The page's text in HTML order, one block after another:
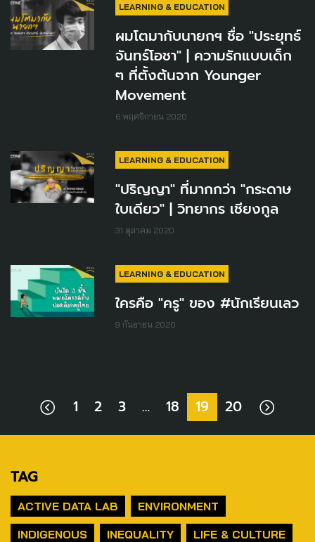
LEARNING & EDUCATION
ผมโตมากับนายกฯ ชื่อ "ประยุทธ์
จันทร์โอชา" | ความรักแบบเด็ก
ๆ ที่ตั้งต้นจาก Younger
Movement
6 พฤศจิกายน 2020
LEARNING & EDUCATION
"ปริญญา" ที่มากกว่า "กระดาษ
ใบเดียว" | วิทยากร เชียงกูล
31 ตุลาคม 2020
LEARNING & EDUCATION
ใครคือ "ครู" ของ #นักเรียนเลว
9 กันยายน 2020
1 2 3 … 18 19 20
TAG
ACTIVE DATA LAB
ENVIRONMENT
INDIGENOUS
INEQUALITY
LIFE & CULTURE